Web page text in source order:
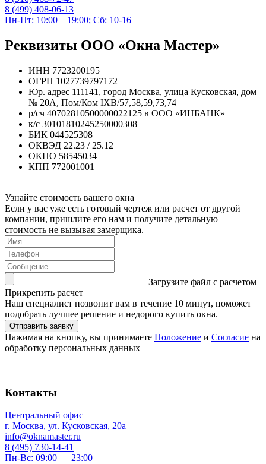
8 (499) 408-06-13
Пн-Пт: 10:00—19:00; Сб: 10-16
Реквизиты ООО «Окна Мастер»
ИНН 7723200195
ОГРН 1027739797172
Юр. адрес 111141, город Москва, улица Кусковская, дом
№ 20А, Пом/Ком IXB/57,58,59,73,74
р/сч 40702810500000022125 в ООО «ИНБАНК»
к/с 30101810245250000308
БИК 044525308
ОКВЭД 22.23 / 25.12
ОКПО 58545034
КПП 772001001
Узнайте стоимость вашего окна
Если у вас уже есть готовый чертеж или расчет от другой
компании, пришлите его нам и получите детальную
стоимость не вызывая замерщика.
Загрузите файл с расчетом
Прикрепить расчет
Наш специалист позвонит вам в течение 10 минут, поможет
подобрать лучшее решение и недорого купить окна.
Нажимая на кнопку, вы принимаете Положение и Согласие на
обработку персональных данных
Контакты
Центральный офис
г. Москва, ул. Кусковская, 20а
info@oknamaster.ru
8 (495) 730-14-41
Пн-Вс: 09:00 — 23:00